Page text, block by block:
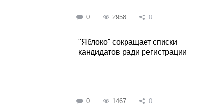
0 2958 0
"Яблоко" сокращает списки
кандидатов ради регистрации
0 1467 0